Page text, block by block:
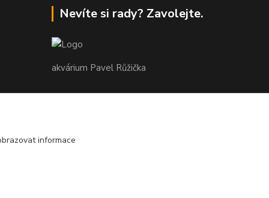
Nevíte si rady? Zavolejte.
akvárium Pavel Růžička
info@akvariumruzicka.cz
informace